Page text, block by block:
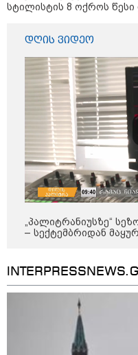
11:40 / 07-08-2026
"დაკავებულია 3
სისტემატურად
ბრენდების
სხვა ალკოჰოლურ
საგამოძიებო
სტილისტის 8 ოქროს
დღის ვიდეო
„პალიტრანიუსზე“
– სექტემბრიდან